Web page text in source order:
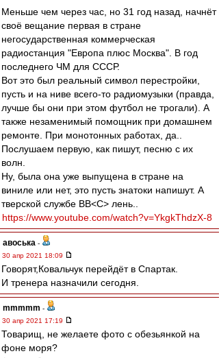
Меньше чем через час, но 31 год назад, начнёт
своё вещание первая в стране
негосударственная коммерческая
радиостанция "Европа плюс Москва". В год
последнего ЧМ для СССР.
Вот это был реальный символ перестройки,
пусть и на ниве всего-то радиомузыки (правда,
лучше бы они при этом футбол не трогали). А
также незаменимый помощник при домашнем
ремонте. При монотонных работах, да..
Послушаем первую, как пишут, песню с их
волн.
Ну, была она уже выпущена в стране на
виниле или нет, это пусть знатоки напишут. А
тверской службе ВВ˂С˃ лень..
https://www.youtube.com/watch?v=YkgkThdzX-8
авоська -
30 апр 2021 18:09
Говорят,Ковальчук перейдёт в Спартак.
И тренера назначили сегодня.
mmmmm -
30 апр 2021 17:19
Товарищ, не желаете фото с обезьянкой на
фоне моря?